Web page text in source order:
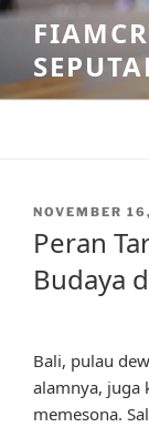
Skip
content
POSTED
NOVEMBER
Peran
Budaya
Bali, pulau
alamnya, juga
memesona.